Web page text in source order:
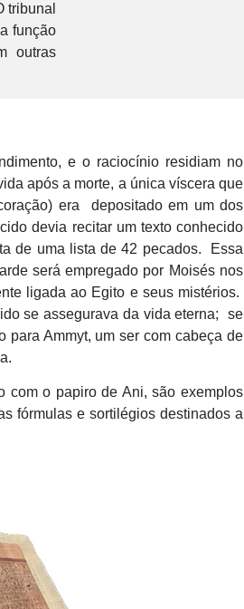
tribunal
função
outras
e o raciocínio residiam no
após a morte, a única víscera que
era depositado em um dos
devia recitar um texto conhecido
de uma lista de 42 pecados. Essa
será empregado por Moisés nos
ligada ao Egito e seus mistérios.
se assegurava da vida eterna; se
Ammyt, um ser com cabeça de
com o papiro de Ani, são exemplos
fórmulas e sortilégios destinados a